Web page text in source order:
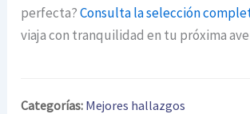
perfecta?Consulta la selección
viaja con tranquilidad en tu próxima
Categorías: Mejores hallazgos